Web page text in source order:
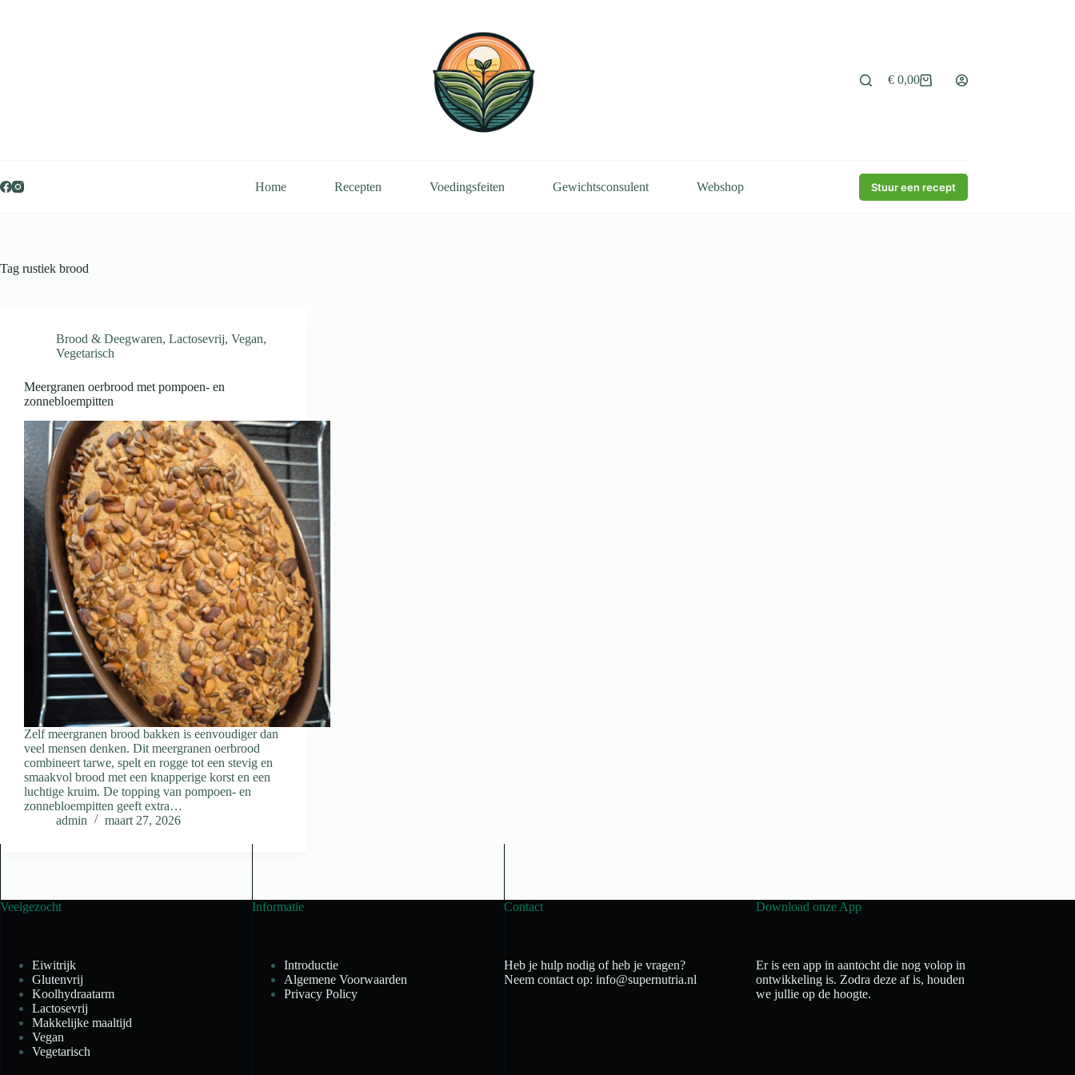
Winkelwagen
€0,00
Home Recepten Voedingsfeiten Gewichtsconsulent Webshop Stuur een recept
Tag rustiek brood
Brood & Deegwaren, Lactosevrij, Vegan,
Vegetarisch
Meergranen oerbrood met pompoen- en
zonnebloempitten
Zelf meergranen brood bakken is eenvoudiger dan
veel mensen denken. Dit meergranen oerbrood
combineert tarwe, spelt en rogge tot een stevig en
smaakvol brood met een knapperige korst en een
luchtige kruim. De topping van pompoen- en
zonnebloempitten geeft extra…
admin
maart 27, 2026
Veelgezocht
Eiwitrijk
Glutenvrij
Koolhydraatarm
Lactosevrij
Makkelijke maaltijd
Vegan
Vegetarisch
Informatie
Introductie
Algemene Voorwaarden
Privacy Policy
Contact
Heb je hulp nodig of heb je vragen?
Neem contact op: info@supernutria.nl
Download onze App
Er is een app in aantocht die nog volop in
ontwikkeling is. Zodra deze af is, houden
we jullie op de hoogte.